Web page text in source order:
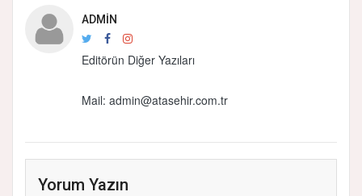
ADMIN
Editörün Diğer Yazıları
Mail: admin@atasehir.com.tr
Yorum Yazın